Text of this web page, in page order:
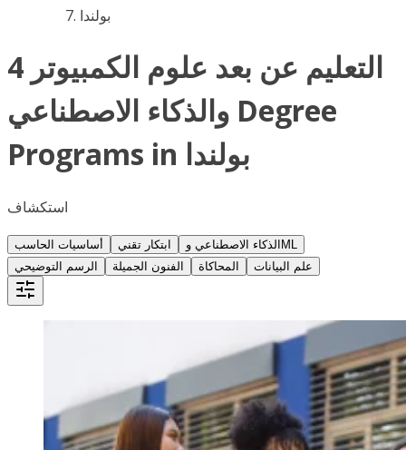
بولندا
4 التعليم عن بعد علوم الكمبيوتر
والذكاء الاصطناعي Degree
Programs in بولندا
استكشاف
أساسيات الحاسب ابتكار تقني
الذكاء الاصطناعي وML
الرسم التوضيحي
الفنون الجميلة المحاكاة علم البيانات